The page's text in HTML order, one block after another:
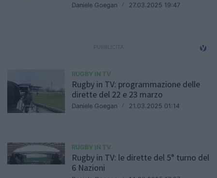
Daniele Goegan / 27.03.2025 19:47
RUGBY IN TV
Rugby in TV: programmazione delle
dirette del 22 e 23 marzo
Daniele Goegan / 21.03.2025 01:14
RUGBY IN TV
Rugby in TV: le dirette del 5° turno del
6 Nazioni